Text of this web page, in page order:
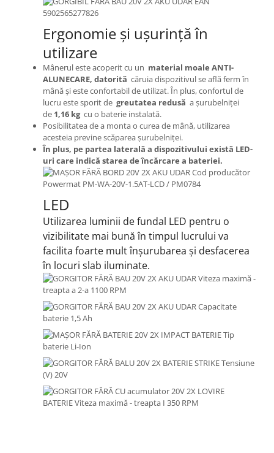
Ergonomie și ușurință în
utilizare
Mânerul este acoperit cu un material moale ANTI-
ALUNECARE, datorită căruia dispozitivul se află ferm în
mână și este confortabil de utilizat.În plus, confortul de
lucru este sporit de greutatea redusă a șurubelniței
de 1,16 kg cu o baterie instalată.
Posibilitatea de a monta o curea de mână, utilizarea
acesteia previne scăparea șurubelniței.
În plus, pe partea laterală a dispozitivului există LED-
uri care indică starea de încărcare a bateriei.
LED
Utilizarea luminii de fundal LED pentru o
vizibilitate mai bună în timpul lucrului va
facilita foarte mult înșurubarea și desfacerea
în locuri slab iluminate.